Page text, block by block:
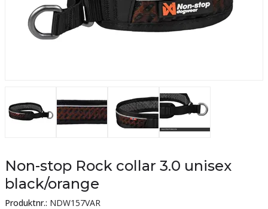
Non-stop Rock collar 3.0 unisex
black/orange
Produktnr.: NDW157VAR